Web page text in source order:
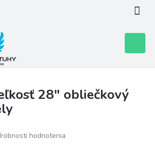
košík
28" obliečkový
hodnotenia